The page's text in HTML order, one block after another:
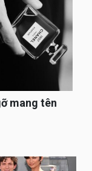
mang tên